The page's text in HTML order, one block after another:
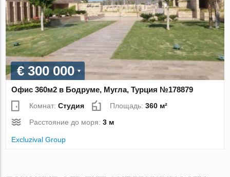
€ 300 000
Офис 360м2 в Бодруме, Мугла, Турция №178879
Комнат:Студия Площадь:360 м²
Расстояние до моря:3 м
Excluzival Group